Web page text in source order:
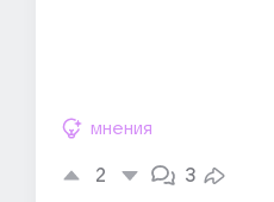
мнения
2 3